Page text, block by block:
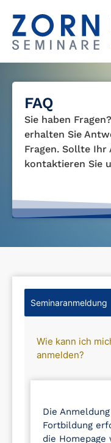
FAQ
Sie haben
erhalten Sie
Fragen. Sollte Ihr
kontaktieren Sie
Seminaranmeldung
Wie kann ich
anmelden?
Die
Fortbildung
die